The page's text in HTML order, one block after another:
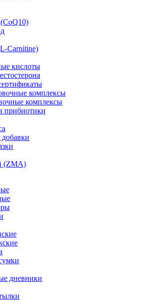
Сarnitine)
кислоты
комплексы
комплексы
прибиотики
(ZMA)
дневники